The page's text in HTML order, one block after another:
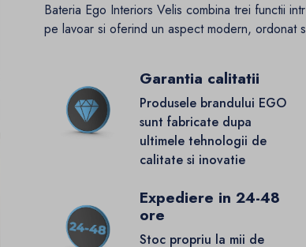
Bateria Ego Interiors Velis combina trei functii
pe lavoar si oferind un aspect modern, ordonat
Garantia calitatii
Produsele brandului EGO
sunt fabricate dupa
ultimele tehnologii de
calitate si inovatie
Expediere in 24-48
ore
Stoc propriu la mii de